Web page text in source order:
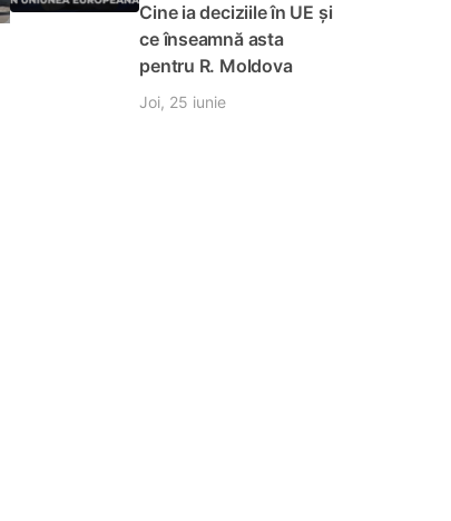
Cine ia deciziile în UE și
ce înseamnă asta
pentru R. Moldova
Joi, 25 iunie